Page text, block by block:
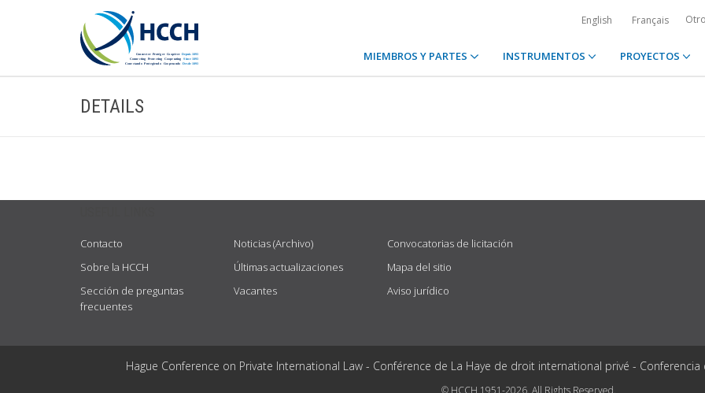
English Français
MIEMBROS Y PARTES INSTRUMENTOS PROYECTOS
DETAILS
Contacto
Sobre la HCCH
Sección de preguntas
frecuentes
Noticias (Archivo)
Últimas actualizaciones
Vacantes
Convocatorias de licitación
Mapa del sitio
Aviso jurídico
Hague Conference on Private International Law - Conférence de La Haye de droit international privé -
© HCCH 1951-2026. All Rights Reserved.